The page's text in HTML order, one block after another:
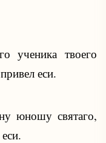
ученика твоего
еси.
юношу святаго,